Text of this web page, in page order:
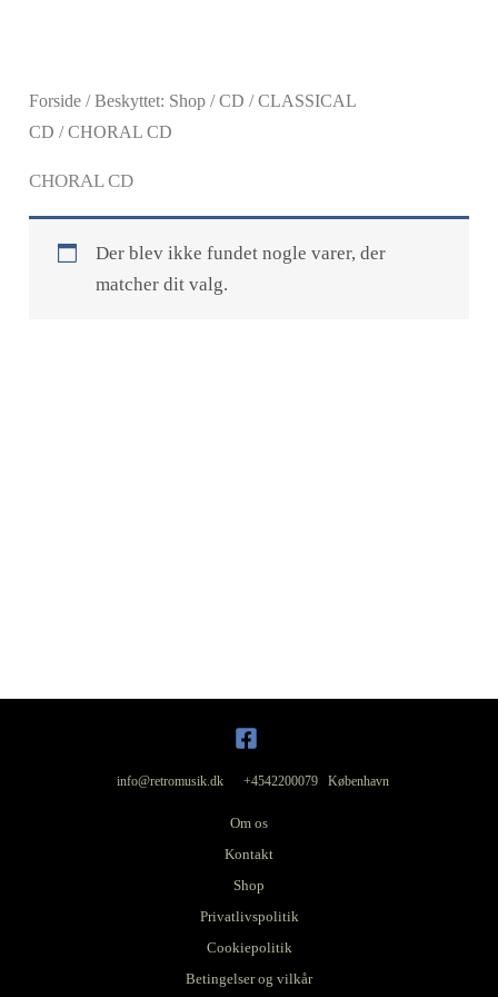
Forside /Beskyttet: Shop /CD /CLASSICAL
CD / CHORAL CD
CHORAL CD
Der blev ikke fundet nogle varer, der
matcher dit valg.
info@retromusik.dk +4542200079 København
Om os
Kontakt
Shop
Privatlivspolitik
Cookiepolitik
Betingelser og vilkår